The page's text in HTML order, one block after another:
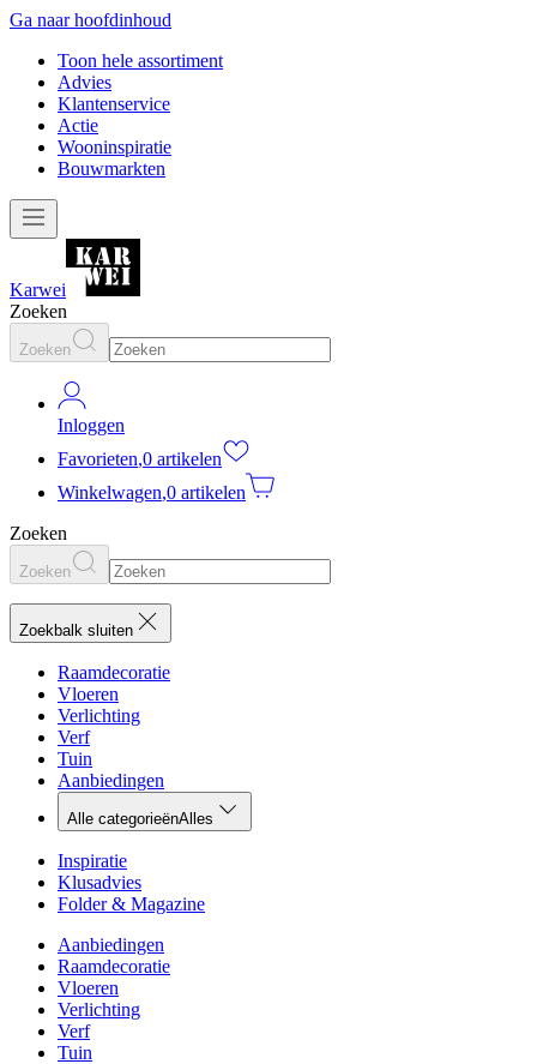
Ga naar hoofdinhoud
Toon hele assortiment
Advies
Klantenservice
Actie
Wooninspiratie
Bouwmarkten
Karwei
Zoeken
Zoeken
Inloggen
Favorieten,0 artikelen
Winkelwagen,0 artikelen
Zoeken
Zoeken
Zoekbalk sluiten
Raamdecoratie
Vloeren
Verlichting
Verf
Tuin
Aanbiedingen
Alle categorieënAlles
Inspiratie
Klusadvies
Folder & Magazine
Aanbiedingen
Raamdecoratie
Vloeren
Verlichting
Verf
Tuin